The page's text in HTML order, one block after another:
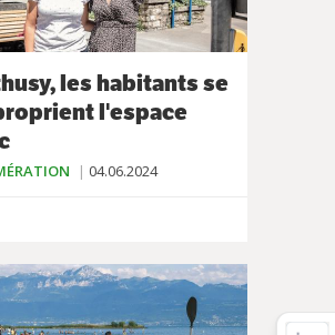
les habitants se
l'espace
04.06.2024